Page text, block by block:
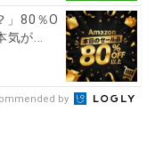
」80％O
が...
by